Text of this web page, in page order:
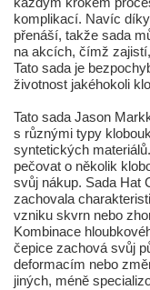
komplikací. Navíc
přenáší, takže sada
na akcích, čímž
Tato sada je
životnost jakéhokoli
Tato sada Jason
s různými typy
syntetických
pečovat o několik
svůj nákup. Sada Hat
zachovala
vzniku skvrn nebo
Kombinace
čepice zachová svůj
deformacím nebo
jiných, méně